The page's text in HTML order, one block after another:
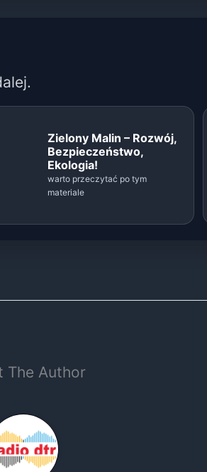
Zielony Malin – Rozwój,
Bezpieczeństwo,
Ekologia!
warto przeczytać po tym
materiale
The Author